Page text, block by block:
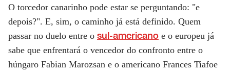
O torcedor canarinho pode estar se perguntando: "e
depois?". E, sim, o caminho já está definido. Quem
passar no duelo entre o sul-americano e o europeu já
sabe que enfrentará o vencedor do confronto entre o
húngaro Fabian Marozsan e o americano Frances Tiafoe